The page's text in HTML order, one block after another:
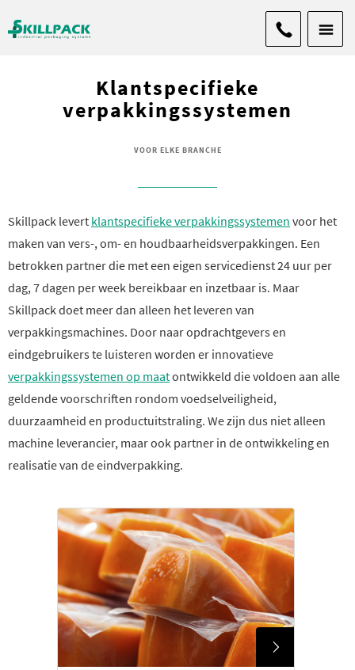
Klantspecifieke
verpakkingssystemen
VOOR ELKE BRANCHE
Skillpack levert klantspecifieke verpakkingssystemen voor het
maken van vers-, om- en houdbaarheidsverpakkingen. Een
betrokken partner die met een eigen servicedienst 24 uur per
dag, 7 dagen per week bereikbaar en inzetbaar is. Maar
Skillpack doet meer dan alleen het leveren van
verpakkingsmachines. Door naar opdrachtgevers en
eindgebruikers te luisteren worden er innovatieve
verpakkingssystemen op maatontwikkeld die voldoen aan alle
geldende voorschriften rondom voedselveiligheid,
duurzaamheid en productuitstraling. We zijn dus niet alleen
machine leverancier, maar ook partner in de ontwikkeling en
realisatie van de eindverpakking.